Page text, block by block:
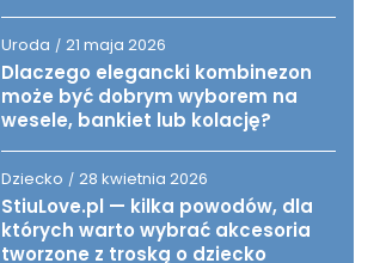
Uroda / 21 maja 2026
Dlaczego elegancki kombinezon
może być dobrym wyborem na
wesele, bankiet lub kolację?
Dziecko / 28 kwietnia 2026
StiuLove.pl — kilka powodów, dla
których warto wybrać akcesoria
tworzone z troską o dziecko